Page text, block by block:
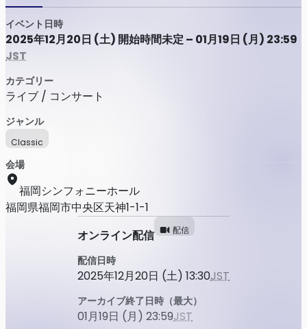
イベント日時
2025年12月20日 (土) 開始時間未定 – 01月19日 (月) 23:59
JST
カテゴリー
ライブ / コンサート
ジャンル
Classic
会場
福岡シンフォニーホール
福岡県福岡市中央区天神1-1-1
オンライン配信
配信
配信日時
2025年12月20日 (土) 13:30JST
アーカイブ終了日時（最大）
01月19日 (月) 23:59JST